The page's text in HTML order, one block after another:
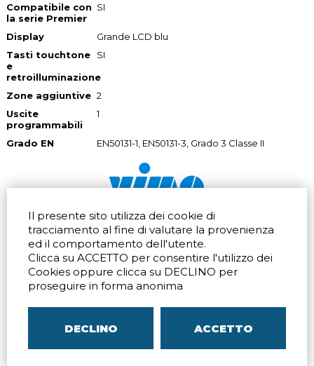
Il presente sito utilizza dei cookie di
tracciamento al fine di valutare la provenienza
ed il comportamento dell'utente.
Clicca su ACCETTO per consentire l'utilizzo dei
Cookies oppure clicca su DECLINO per
proseguire in forma anonima
DECLINO ACCETTO
Compatibile con
la serie Premier
SI
Display
Grande LCD blu
Tasti touchtone
e
retroilluminazione
SI
Zone aggiuntive 2
Uscite
programmabili
1
Grado EN EN50131-1, EN50131-3, Grado 3 Classe II
Via dell'artigianato 32Q
20865 Usmate Velate (MB)
Indicazioni Stradali
Tel. +39 039 672520
Fax +39 039 672568
Email
Via Pontina 583
Roma (RM) 00128
Tel.+39 06 80079273
Indicazioni Stradali
Via San Crispino 64
Padova (PD) 35129
P.IVA00804240968 05096770150– C.C.I.A.A. di